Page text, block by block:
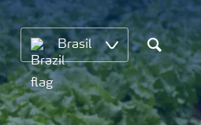
Brasil
Search